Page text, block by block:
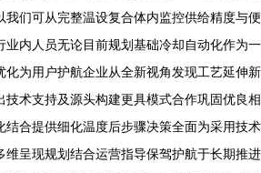
我们可从完整温设复合体内监控供给精度与便
业内人员无论目前规划基础冷却自动化作为一
化为用户护航企业从全新视角发现工艺延伸新
技术支持及源头构建更具模式合作巩固优良相
结合提供细化温度后步骤决策全面为采用技术
维呈现规划结合运营指导保驾护航于长期推进